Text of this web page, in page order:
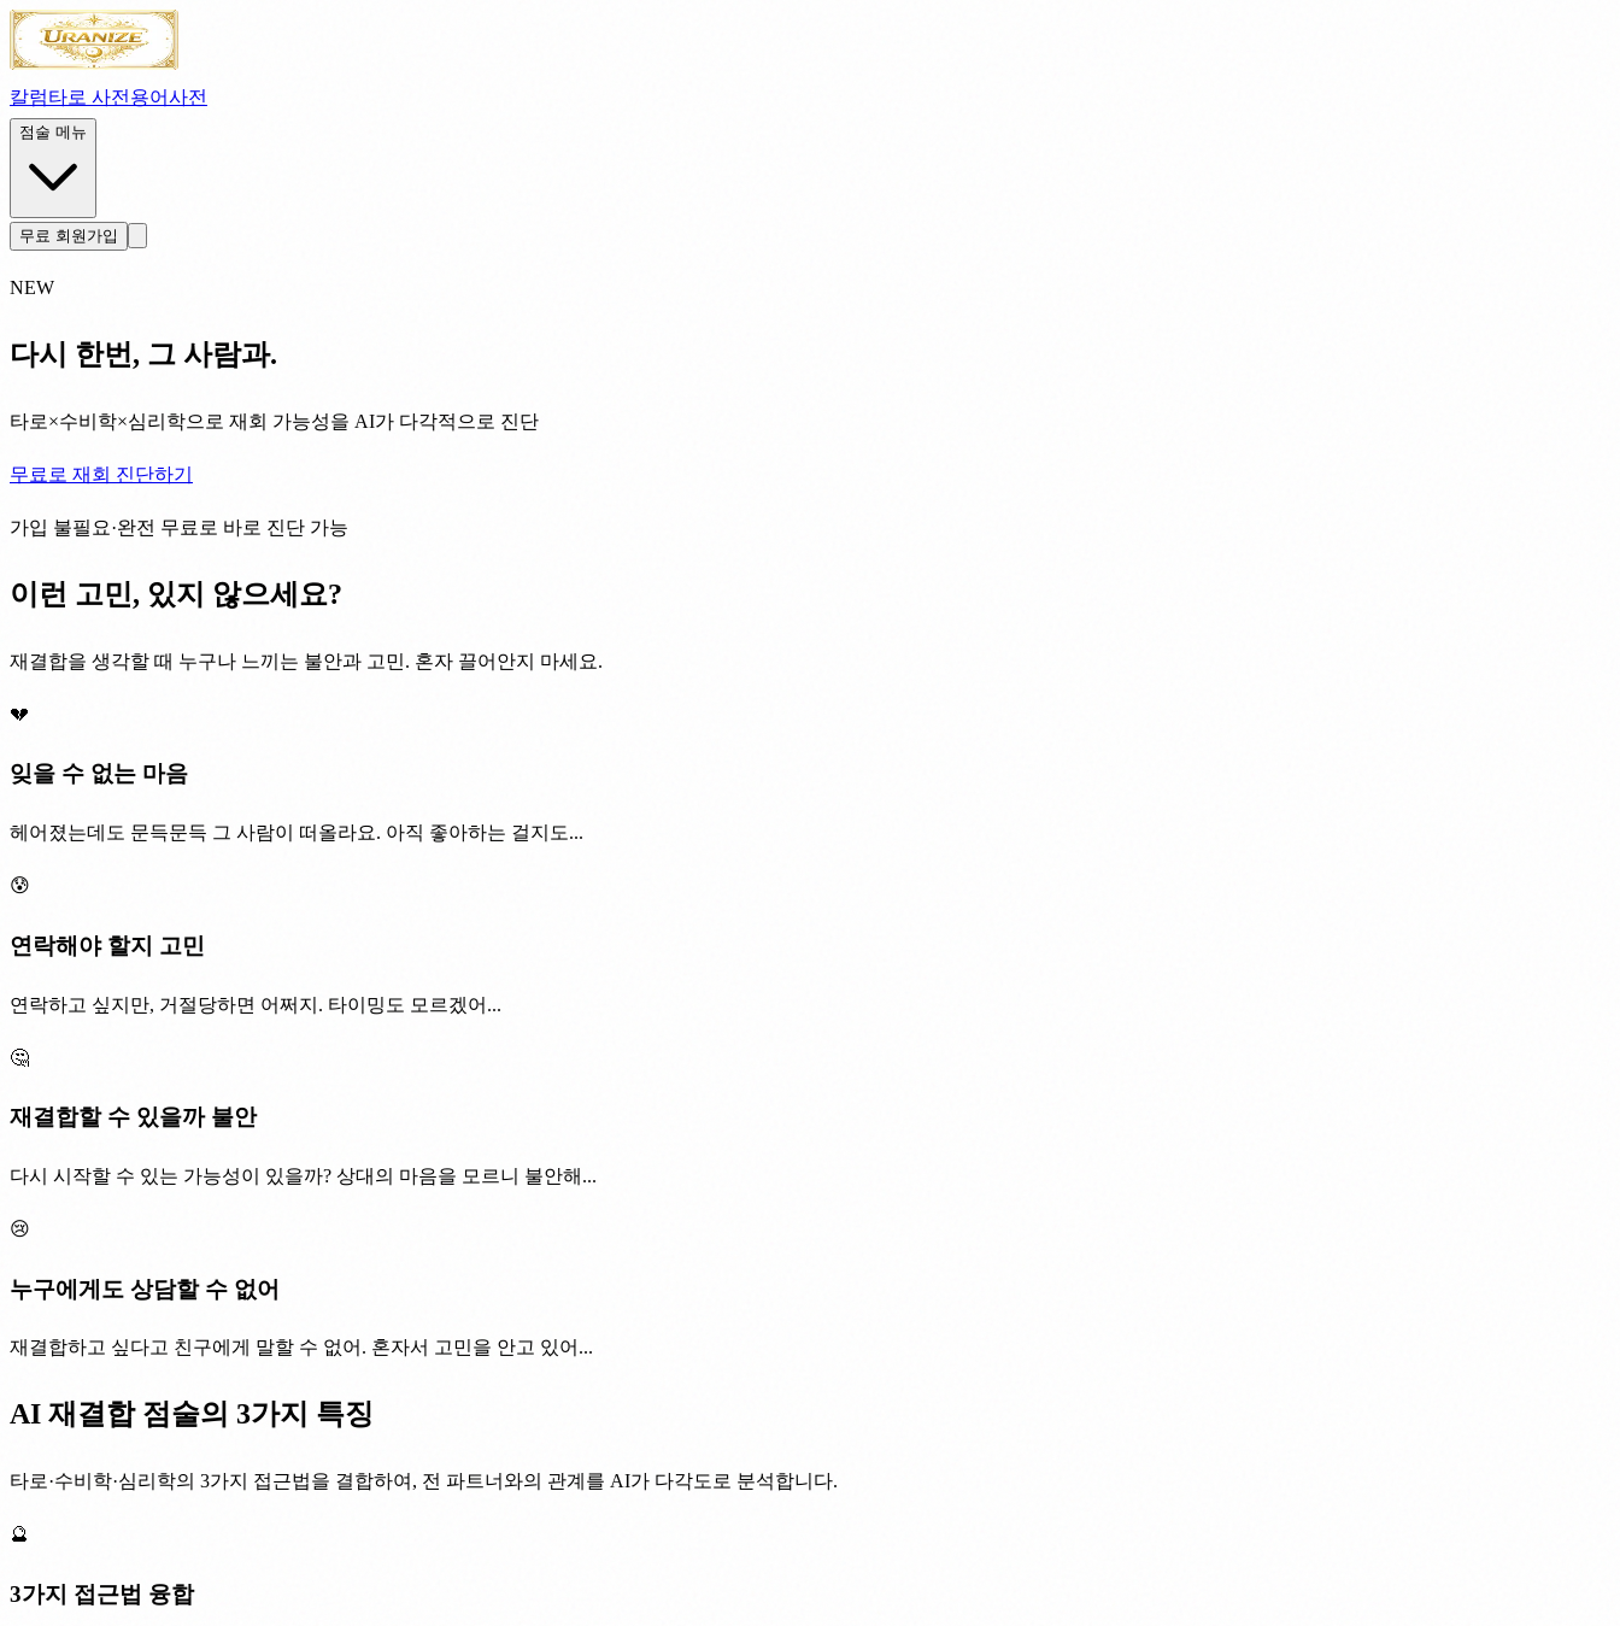
칼럼타로 사전 용어사전
점술 메뉴
무료 회원가입
NEW
다시 한번, 그 사람과.
타로×수비학×심리학으로 재회 가능성을 AI가 다각적으로 진단
무료로 재회 진단하기
가입 불필요·완전 무료로 바로 진단 가능
이런 고민, 있지 않으세요?
재결합을 생각할 때 누구나 느끼는 불안과 고민. 혼자 끌어안지 마세요.
💔
잊을 수 없는 마음
헤어졌는데도 문득문득 그 사람이 떠올라요. 아직 좋아하는 걸지도...
😰
연락해야 할지 고민
연락하고 싶지만, 거절당하면 어쩌지. 타이밍도 모르겠어...
🤔
재결합할 수 있을까 불안
다시 시작할 수 있는 가능성이 있을까? 상대의 마음을 모르니 불안해...
😢
누구에게도 상담할 수 없어
재결합하고 싶다고 친구에게 말할 수 없어. 혼자서 고민을 안고 있어...
AI 재결합 점술의 3가지 특징
타로·수비학·심리학의 3가지 접근법을 결합하여, 전 파트너와의 관계를 AI가 다각도로 분석합니다.
🔮
3가지 접근법 융합